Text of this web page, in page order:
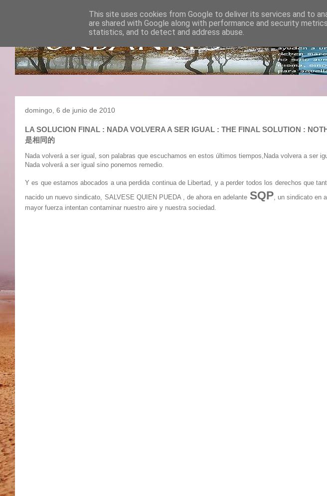
domingo, 6 de junio de 2010
LA SOLUCION FINAL : NADA VOLVERA A SER IGUAL : THE FINAL SOLUTION :
是相同的
Nada volverá a ser igual, son palabras que escuchamos en estos últimos tiempos,Nada volvera a ser
Nada volverá a ser igual sino ponemos remedio.
Y es que estamos abocados a una perdida continua de Libertad, y a perder todos los derechos que
nacido un nuevo sindicato, SALVESE QUIEN PUEDA , de ahora en adelante SQP, un sindicato en
mayor fuerza intentan contaminar nuestro aire y nuestra sociedad.
This site uses cookies from Google to deliver its services and to
are shared with Google along with performance and security
statistics, and to detect and address abuse.